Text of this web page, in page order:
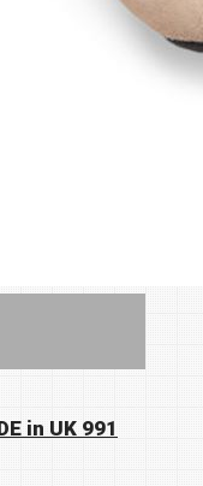
in UK 991